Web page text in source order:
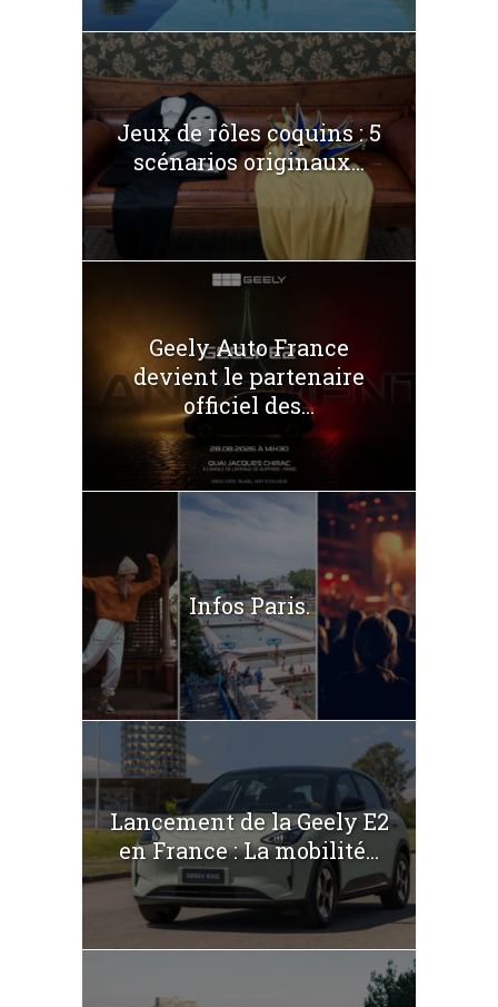
Jeux de rôles coquins : 5
scénarios originaux...
Geely Auto France
devient le partenaire
officiel des...
Infos Paris.
Lancement de la Geely E2
en France : La mobilité...